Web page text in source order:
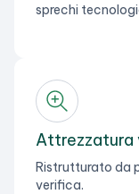
sprechi
Attrezzatura
Ristrutturato da
verifica.